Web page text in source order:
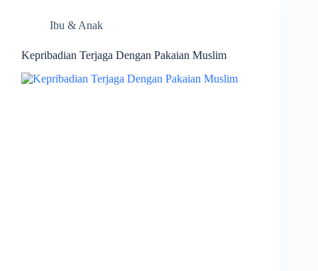
Ibu & Anak
Kepribadian Terjaga Dengan Pakaian Muslim